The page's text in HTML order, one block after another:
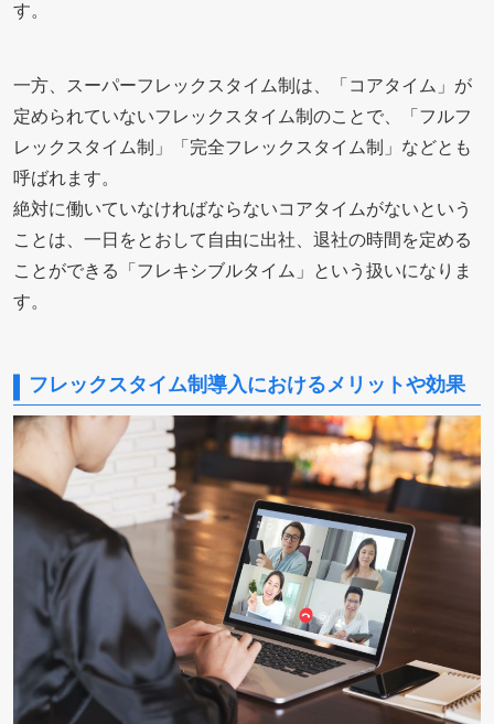
す。
一方、スーパーフレックスタイム制は、「コアタイム」が
定められていないフレックスタイム制のことで、「フルフ
レックスタイム制」「完全フレックスタイム制」などとも
呼ばれます。
絶対に働いていなければならないコアタイムがないという
ことは、一日をとおして自由に出社、退社の時間を定める
ことができる「フレキシブルタイム」という扱いになりま
す。
フレックスタイム制導入におけるメリットや効果